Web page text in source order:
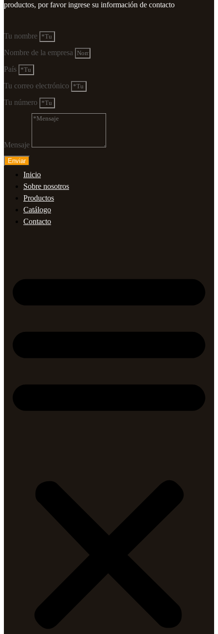
productos, por favor ingrese su información de contacto
Tu nombre
Nombre de la empresa
País
Tu correo electrónico
Tu número
Mensaje
Enviar
Inicio
Sobre nosotros
Productos
Catálogo
Contacto